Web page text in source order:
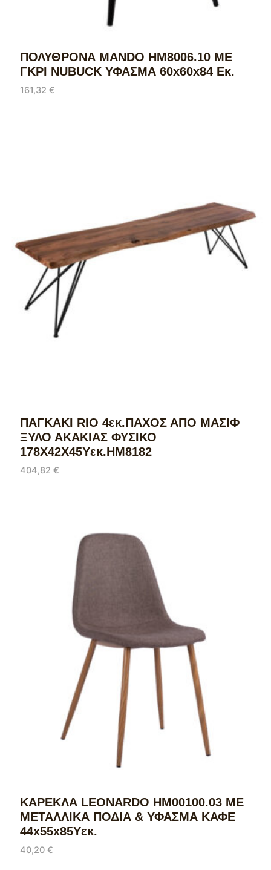
ΠΟΛΥΘΡΟΝΑ MANDO HM8006.10 ΜΕ
ΓΚΡΙ NUBUCK ΥΦΑΣΜΑ 60x60x84 Εκ.
161,32 €
ΠΑΓΚΑΚΙ RIO 4εκ.ΠΑΧΟΣ ΑΠΟ ΜΑΣΙΦ
ΞΥΛΟ ΑΚΑΚΙΑΣ ΦΥΣΙΚΟ
178Χ42Χ45Υεκ.HM8182
404,82 €
ΚΑΡΕΚΛΑ LEONARDO HM00100.03 ΜΕ
ΜΕΤΑΛΛΙΚΑ ΠΟΔΙΑ & ΥΦΑΣΜΑ ΚΑΦΕ
44x55x85Υεκ.
40,20 €